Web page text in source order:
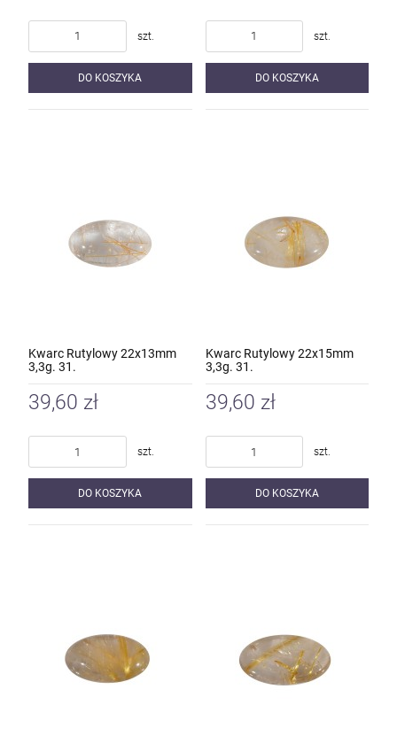
szt.
DO KOSZYKA
szt.
DO KOSZYKA
Kwarc Rutylowy 22x13mm
3,3g. 31.
39,60 zł
szt.
DO KOSZYKA
Kwarc Rutylowy 22x15mm
3,3g. 31.
39,60 zł
szt.
DO KOSZYKA